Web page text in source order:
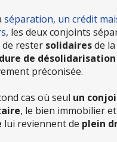
séparation, un crédit
, les deux conjoints
rester solidairesde
de désolidarisation
préconisée.
cas où seul un
, le bien immobilier
lui reviennent de plein